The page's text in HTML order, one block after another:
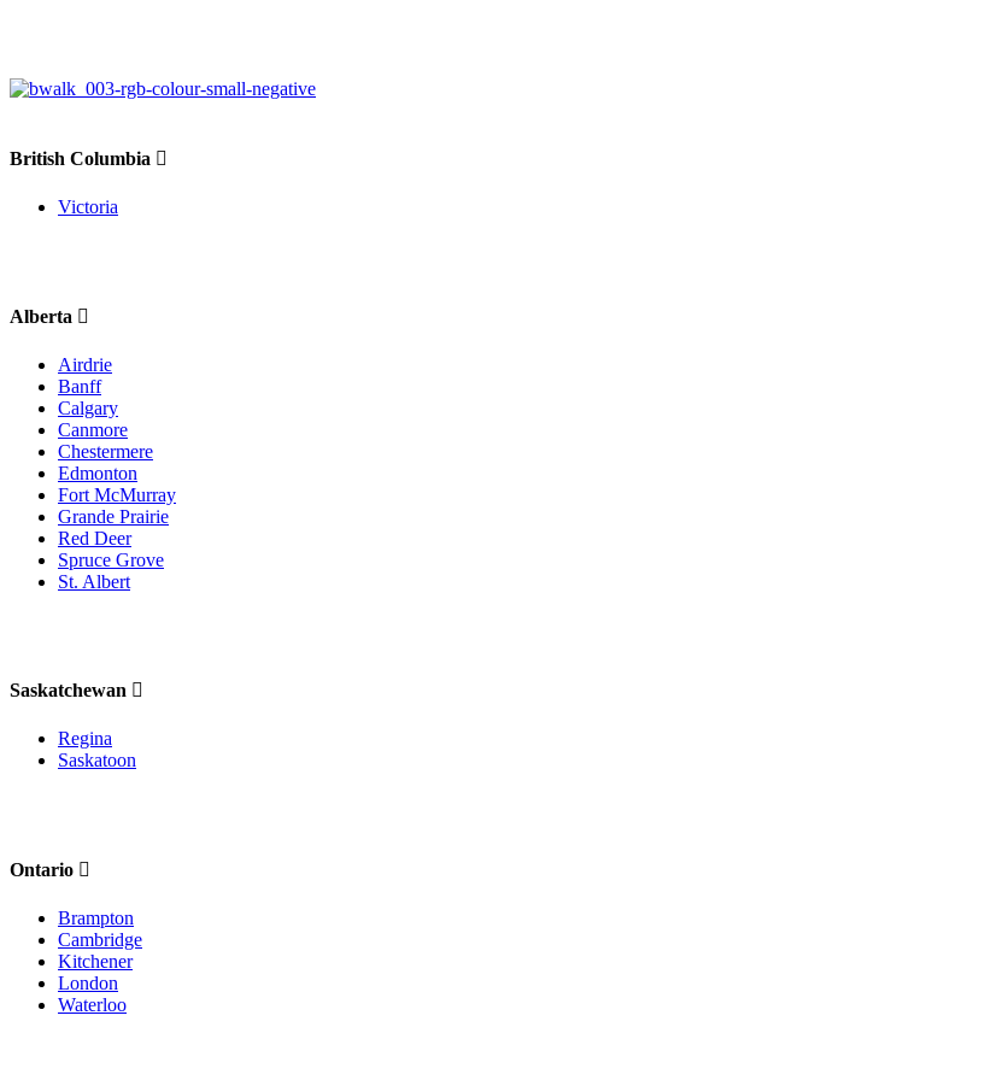
British Columbia
Victoria
Alberta
Airdrie
Banff
Calgary
Canmore
Chestermere
Edmonton
Fort McMurray
Grande Prairie
Red Deer
Spruce Grove
St. Albert
Saskatchewan
Regina
Saskatoon
Ontario
Brampton
Cambridge
Kitchener
London
Waterloo